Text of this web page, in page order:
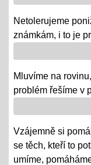
01.12.2018
- po celý
letos bez
VV = "MALÍ UČÍ
08.10.2018
- vědomostní a
Netolerujeme
známkám, i to je
Mluvíme na
problém řešíme v
Vzájemně si
se těch, kteří to
umíme,